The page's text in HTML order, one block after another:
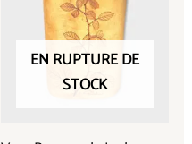
EN RUPTURE DE
STOCK